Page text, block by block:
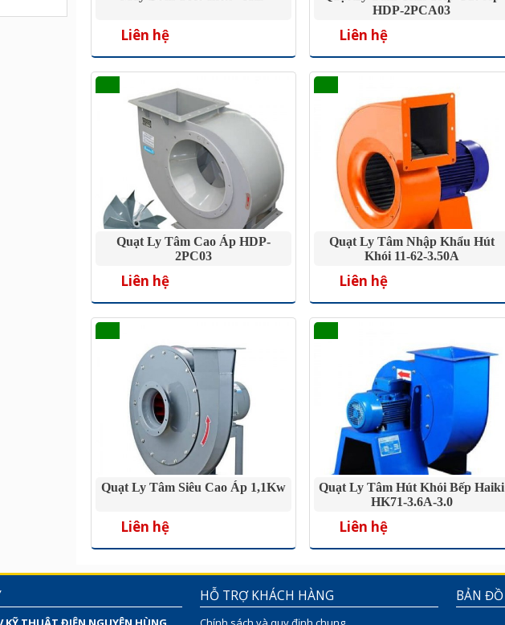
Liên hệ
HDP-2PCA03
Liên hệ
Quạt Ly Tâm Cao Áp HDP-
2PC03
Liên hệ
Quạt Ly Tâm Nhập Khẩu Hút
Khói 11-62-3.50A
Liên hệ
Quạt Ly Tâm Siêu Cao Áp 1,1Kw
Liên hệ
Quạt Ly Tâm Hút Khói Bếp Haiki
HK71-3.6A-3.0
Liên hệ
HỖ TRỢ KHÁCH HÀNG BẢN ĐỒ